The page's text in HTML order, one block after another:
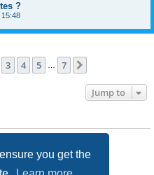
you get the
?
15:48
7
3 4 5 7
Jump to